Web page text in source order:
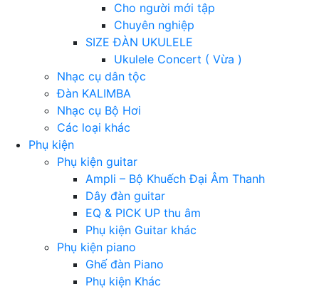
Cho người mới tập
Chuyên nghiệp
SIZE ĐÀN UKULELE
Ukulele Concert ( Vừa )
Nhạc cụ dân tộc
Đàn KALIMBA
Nhạc cụ Bộ Hơi
Các loại khác
Phụ kiện
Phụ kiện guitar
Ampli – Bộ Khuếch Đại Âm Thanh
Dây đàn guitar
EQ & PICK UP thu âm
Phụ kiện Guitar khác
Phụ kiện piano
Ghế đàn Piano
Phụ kiện Khác